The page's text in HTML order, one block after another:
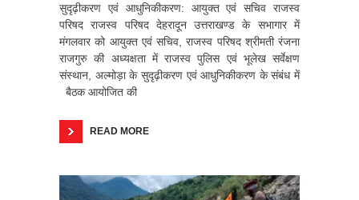
सुदृढ़ीकरण एवं आधुनिकीकरण: आयुक्त एवं सचिव राजस्व
परिषद राजस्व परिषद देहरादून उत्तराखण्ड के सभागार में
मंगलवार को आयुक्त एवं सचिव, राजस्व परिषद श्रीमती रंजना
राजगुरु की अध्यक्षता में राजस्व पुलिस एवं भूलेख सर्वेक्षण
संस्थान, अल्मोड़ा के सुदृढ़ीकरण एवं आधुनिकीकरण के संबंध में
बैठक आयोजित की
READ MORE